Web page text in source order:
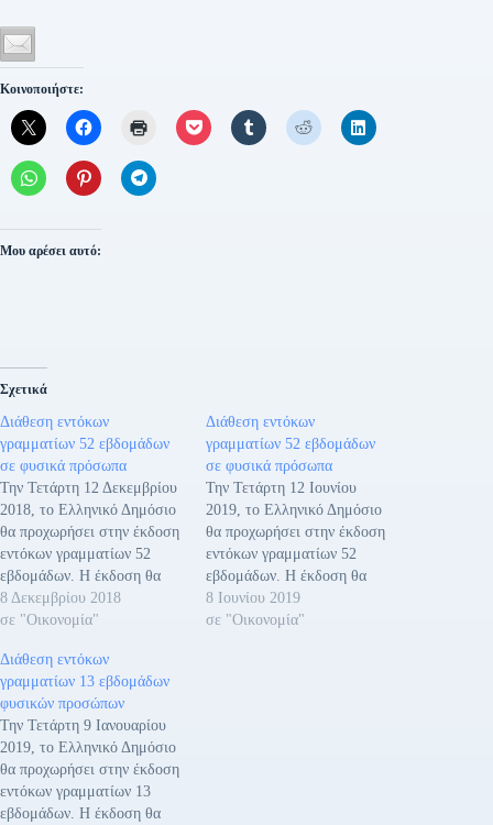
Κοινοποιήστε:
Μου αρέσει αυτό:
Σχετικά
Διάθεση εντόκων
γραμματίων 52 εβδομάδων
σε φυσικά πρόσωπα
Την Τετάρτη 12 Δεκεμβρίου
2018, το Ελληνικό Δημόσιο
θα προχωρήσει στην έκδοση
εντόκων γραμματίων 52
εβδομάδων. Η έκδοση θα
γίνει με δημοπρασία στην
οποία συμμετέχουν οι
των τίτλων του Ελληνικού
Δημοσίου. Ως ημερομηνία
διακανονισμού έχει οριστεί
η Παρασκευή 14 Δεκεμβρίου
2018 (Τ+2). Παράλληλα με
τη δημοπρασία, το
Υπουργείο…
8 Δεκεμβρίου 2018
σε "Οικονομία"
Διάθεση εντόκων
γραμματίων 52 εβδομάδων
σε φυσικά πρόσωπα
Την Τετάρτη 12 Ιουνίου
2019, το Ελληνικό Δημόσιο
θα προχωρήσει στην έκδοση
εντόκων γραμματίων 52
εβδομάδων. Η έκδοση θα
γίνει με δημοπρασία στην
οποία συμμετέχουν οι
8 Ιουνίου 2019
σε "Οικονομία"
Διάθεση εντόκων
γραμματίων 13 εβδομάδων
φυσικών προσώπων
Την Τετάρτη 9 Ιανουαρίου
2019, το Ελληνικό Δημόσιο
θα προχωρήσει στην έκδοση
εντόκων γραμματίων 13
εβδομάδων. Η έκδοση θα